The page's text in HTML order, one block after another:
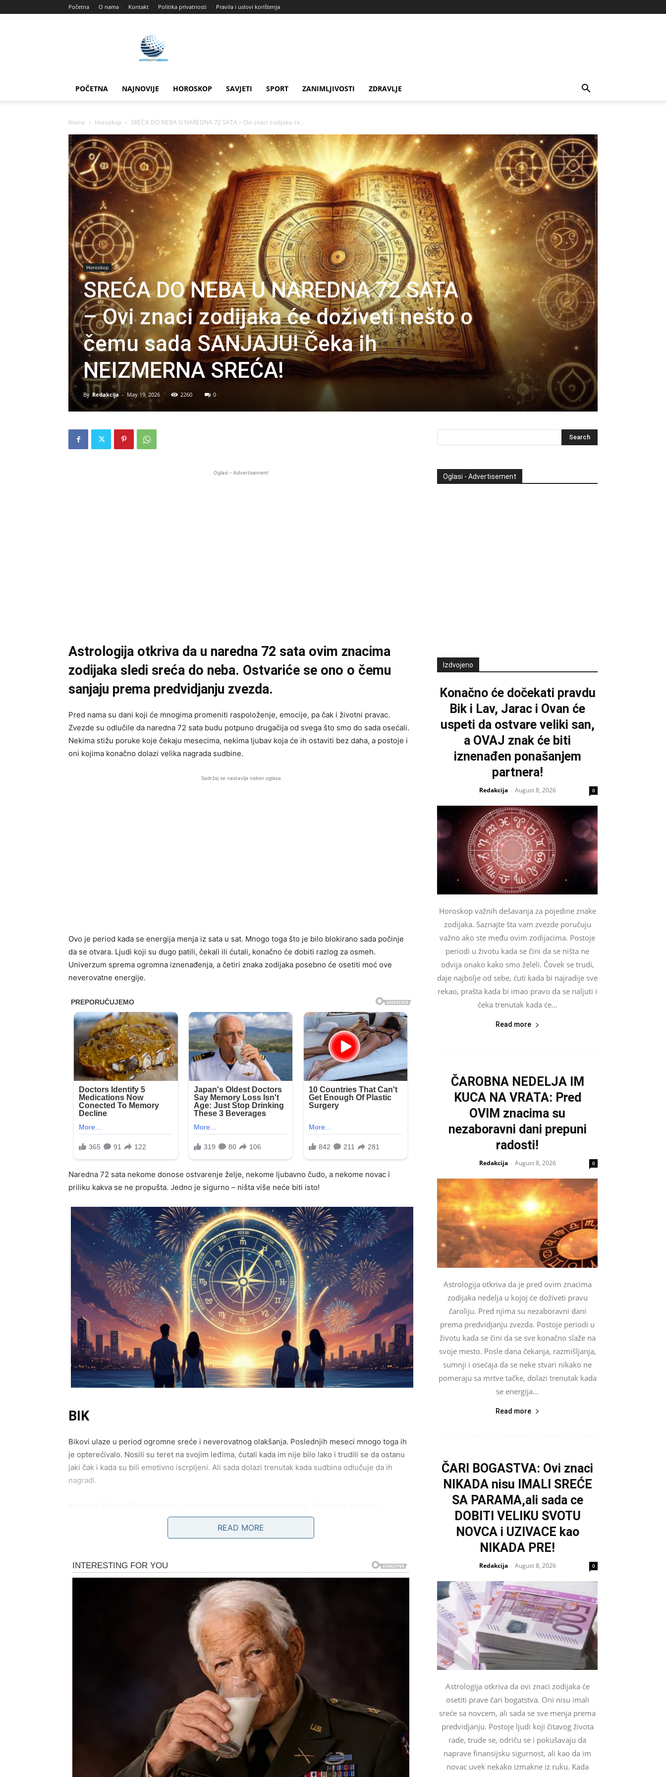
Početna O nama Kontakt Politika privatnosti Pravila i uslovi korištenja
Automotoberza
POČETNA NAJNOVIJE HOROSKOP SAVJETI SPORT ZANIMLJIVOSTI ZDRAVLJE
Home Horoskop SREĆA DO NEBA U NAREDNA 72 SATA – Ovi znaci zodijaka će...
Horoskop
SREĆA DO NEBA U NAREDNA 72 SATA
– Ovi znaci zodijaka će doživeti nešto o
čemu sada SANJAJU! Čeka ih
NEIZMERNA SREĆA!
By Redakcija - May 19, 2026 2260 0
Oglasi - Advertisement
Astrologija otkriva da u naredna 72 sata ovim znacima
zodijaka sledi sreća do neba. Ostvariće se ono o čemu
sanjaju prema predvidjanju zvezda.
Pred nama su dani koji će mnogima promeniti raspoloženje, emocije, pa čak i životni pravac.
Zvezde su odlučile da naredna 72 sata budu potpuno drugačija od svega što smo do sada osećali.
Nekima stižu poruke koje čekaju mesecima, nekima ljubav koja će ih ostaviti bez daha, a postoje i
oni kojima konačno dolazi velika nagrada sudbine.
Sadržaj se nastavlja nakon oglasa
Ovo je period kada se energija menja iz sata u sat. Mnogo toga što je bilo blokirano sada počinje
da se otvara. Ljudi koji su dugo patili, čekali ili ćutali, konačno će dobiti razlog za osmeh.
Univerzum sprema ogromna iznenađenja, a četiri znaka zodijaka posebno će osetiti moć ove
neverovatne energije.
Naredna 72 sata nekome donose ostvarenje želje, nekome ljubavno čudo, a nekome novac i
priliku kakva se ne propušta. Jedno je sigurno – ništa više neće biti isto!
BIK
Bikovi ulaze u period ogromne sreće i neverovatnog olakšanja. Poslednjih meseci mnogo toga ih
je opterećivalo. Nosili su teret na svojim leđima, ćutali kada im nije bilo lako i trudili se da ostanu
jaki čak i kada su bili emotivno iscrpljeni. Ali sada dolazi trenutak kada sudbina odlučuje da ih
nagradi.
zanimljivo jeste da će se sve dogoditi onda kada najmanje očekuju. Mnogi Bikovi će dobiti poziv ili
poruku koja menja sve. To može biti kontakt osobe koju nisu uspeli da zaborave, ali i poslovna
Ljubav će za Bikove biti posebno važna tema. Ako postoji neko ko im je dugo u mislima, sada bi
moglo da dođe do iskrenog razgovora i velikog emotivnog približavanja. Neki Bikovi će konačno
čuti reči koje su želeli dugo da čuju. Srce će im biti puno, a emocije jače nego ikada.
Za zauzete Bikove stiže period mira i nežnosti. Partner će pokazati više pažnje, razumevanja i
ljubavi. Mnogi problemi koji su postojali u prethodnom periodu sada se rešavaju na potpuno
Kada je reč o novcu, Bikovima stiže manji ili veći dobitak koji će ih veoma obradovati. To može biti
vraćen dug, bonus, poklon ili prilika za dodatnu zaradu. Ono što je sigurno jeste da će naredni dani
Bikovima vratiti veru da sreća zaista postoji.
Rakovi su znak koji je previše emocija zadržao u sebi. Mnogo puta su bili rame za druge, a retko ko
je pitao njih kako se osećaju. Međutim, univerzum sada odlučuje da baš njima pošalje ogromnu
READ MORE
Oglasi - Advertisement
Izdvojeno
Konačno će dočekati pravdu
Bik i Lav, Jarac i Ovan će
uspeti da ostvare veliki san,
a OVAJ znak će biti
iznenađen ponašanjem
partnera!
Redakcija - August 8, 2026 0
Horoskop važnih dešavanja za pojedine znake
zodijaka. Saznajte šta vam zvezde poručuju
važno ako ste među ovim zodijacima. Postoje
periodi u životu kada se čini da se ništa ne
odvija onako kako smo želeli. Čovek se trudi,
daje najbolje od sebe, ćuti kada bi najradije sve
rekao, prašta kada bi imao pravo da se naljuti i
čeka trenutak kada će...
Read more
ČAROBNA NEDELJA IM
KUCA NA VRATA: Pred
OVIM znacima su
nezaboravni dani prepuni
radosti!
Redakcija - August 8, 2026 0
Astrologija otkriva da je pred ovim znacima
zodijaka nedelja u kojoj će doživeti pravu
čaroliju. Pred njima su nezaboravni dani
prema predvidjanju zvezda. Postoje periodi u
životu kada se čini da se sve konačno slaže na
svoje mesto. Posle dana čekanja, razmišljanja,
sumnji i osećaja da se neke stvari nikako ne
pomeraju sa mrtve tačke, dolazi trenutak kada
se energija...
Read more
ČARI BOGASTVA: Ovi znaci
NIKADA nisu IMALI SREĆE
SA PARAMA,ali sada ce
DOBITI VELIKU SVOTU
NOVCA i UZIVACE kao
NIKADA PRE!
Redakcija - August 8, 2026 0
Astrologija otkriva da ovi znaci zodijaka će
osetiti prave čari bogatstva. Oni nisu imali
sreće sa novcem, ali sada se sve menja prema
predvidjanju. Postoje ljudi koji čitavog života
rade, trude se, odriču se i pokušavaju da
naprave finansijsku sigurnost, ali kao da im
novac uvek nekako izmakne iz ruku. Kada